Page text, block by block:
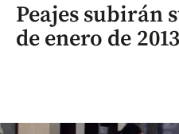
Peajes subirán
de enero de 2013